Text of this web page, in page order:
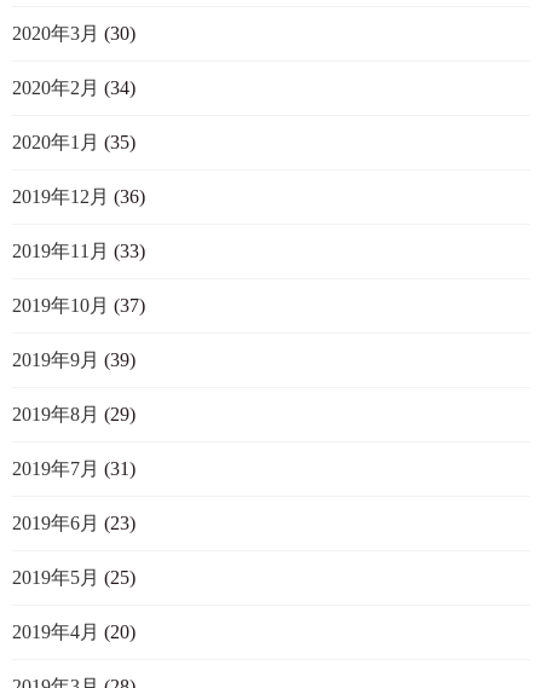
2020年3月 (30)
2020年2月 (34)
2020年1月 (35)
2019年12月 (36)
2019年11月 (33)
2019年10月 (37)
2019年9月 (39)
2019年8月 (29)
2019年7月 (31)
2019年6月 (23)
2019年5月 (25)
2019年4月 (20)